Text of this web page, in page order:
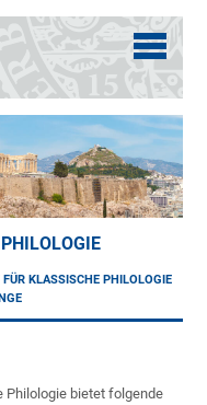
FÜR KLASSISCHE PHILOLOGIE
bietet folgende